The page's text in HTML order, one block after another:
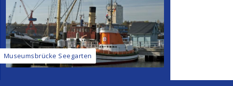
Museumsbrücke Seegarten